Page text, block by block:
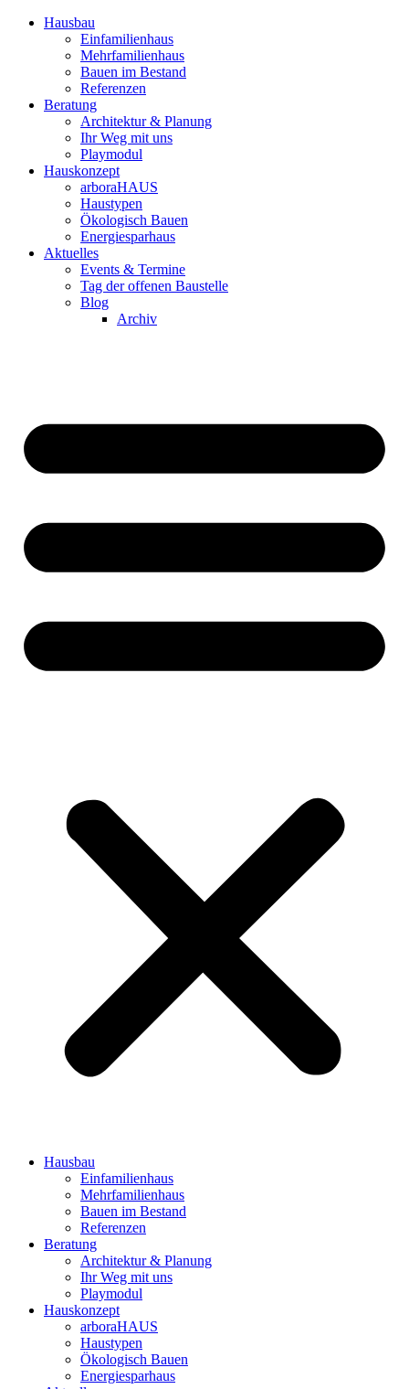
Hausbau
Einfamilienhaus
Mehrfamilienhaus
Bauen im Bestand
Referenzen
Beratung
Architektur & Planung
Ihr Weg mit uns
Playmodul
Hauskonzept
arboraHAUS
Haustypen
Ökologisch Bauen
Energiesparhaus
Aktuelles
Events & Termine
Tag der offenen Baustelle
Blog
Archiv
Hausbau
Einfamilienhaus
Mehrfamilienhaus
Bauen im Bestand
Referenzen
Beratung
Architektur & Planung
Ihr Weg mit uns
Playmodul
Hauskonzept
arboraHAUS
Haustypen
Ökologisch Bauen
Energiesparhaus